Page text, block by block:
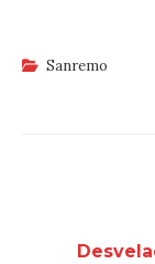
Sanremo